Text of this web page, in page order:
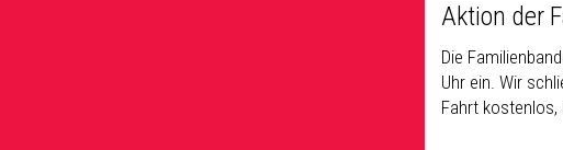
Aktion der
Die
Uhr ein. Wir
Fahrt